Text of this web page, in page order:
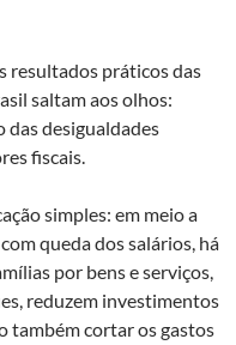
resultados práticos das
saltam aos olhos:
das desigualdades
fiscais.
simples: em meio a
queda dos salários, há
por bens e serviços,
reduzem investimentos
também cortar os gastos